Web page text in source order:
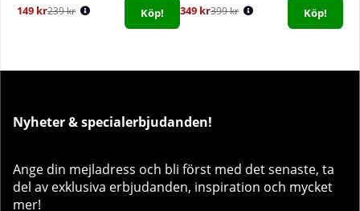
149 kr239 kr Köp! 349 kr399 kr Köp!
Nyheter & specialerbjudanden!
Ange din mejladress och bli först med det senaste, ta
del av exklusiva erbjudanden, inspiration och mycket
mer!